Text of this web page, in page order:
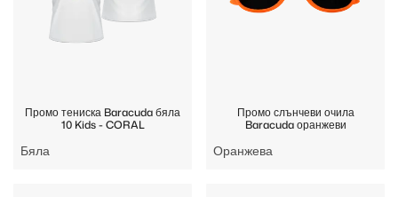
Промо тениска Baracuda бяла
10 Kids - CORAL
Бяла
Промо слънчеви очила
Baracuda оранжеви
Оранжева